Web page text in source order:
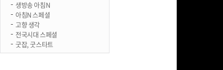
생방송 아침N
아침N 스페셜
고향 생각
전국시대 스페셜
굿잡, 굿스타트